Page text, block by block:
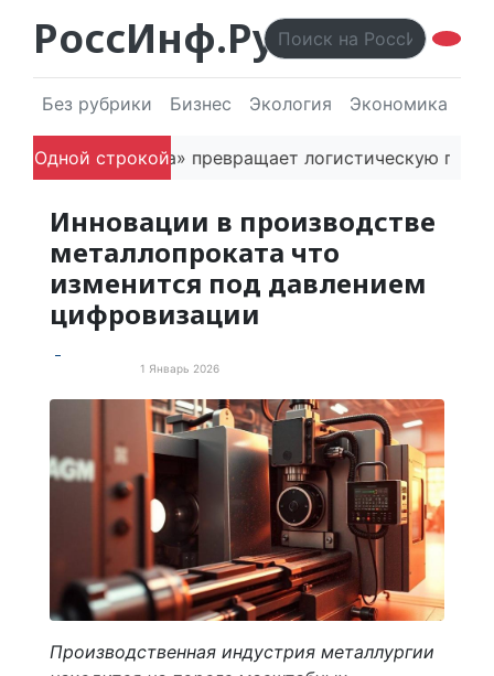
РоссИнф.Ру
Без рубрики Бизнес Экология Экономика
Одной строкой
«Гагаринга» превращает логистическую платформу
Инновации в производстве
металлопроката что
изменится под давлением
цифровизации
1 Январь 2026
Производственная индустрия металлургии